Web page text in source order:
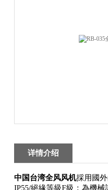
详情介绍
中国台湾全风风机採用國
IP55/絕緣等級F級；為機